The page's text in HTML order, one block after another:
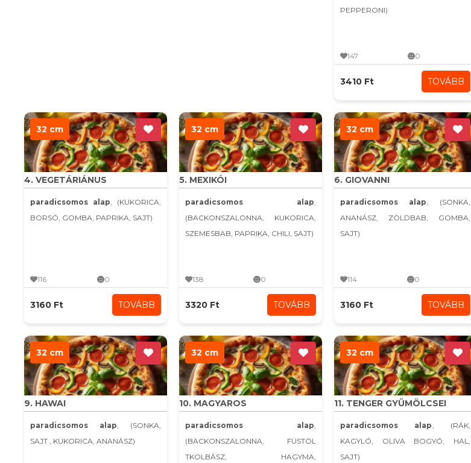
PEPPERONI)
147 0
3410 Ft TOVÁBB
32 cm
4. VEGETÁRIÁNUS
paradicsomos alap, (KUKORICA,
BORSÓ, GOMBA, PAPRIKA, SAJT)
116 0
3160 Ft TOVÁBB
32 cm
5. MEXIKÓI
paradicsomos alap,
(BACKONSZALONNA, KUKORICA,
SZEMESBAB, PAPRIKA, CHILI, SAJT)
138 0
3320 Ft TOVÁBB
32 cm
6. GIOVANNI
paradicsomos alap, (SONKA,
ANANÁSZ, ZÖLDBAB, GOMBA,
SAJT)
114 0
3160 Ft TOVÁBB
32 cm
9. HAWAI
paradicsomos alap, (SONKA,
SAJT , KUKORICA, ANANÁSZ)
32 cm
10. MAGYAROS
paradicsomos alap,
(BACKONSZALONNA, FÜSTÖL
TKOLBÁSZ, HAGYMA,
32 cm
11. TENGER GYÜMÖLCSEI
paradicsomos alap, (RÁK,
KAGYLÓ, OLIVA BOGYÓ, HAL,
SAJT)